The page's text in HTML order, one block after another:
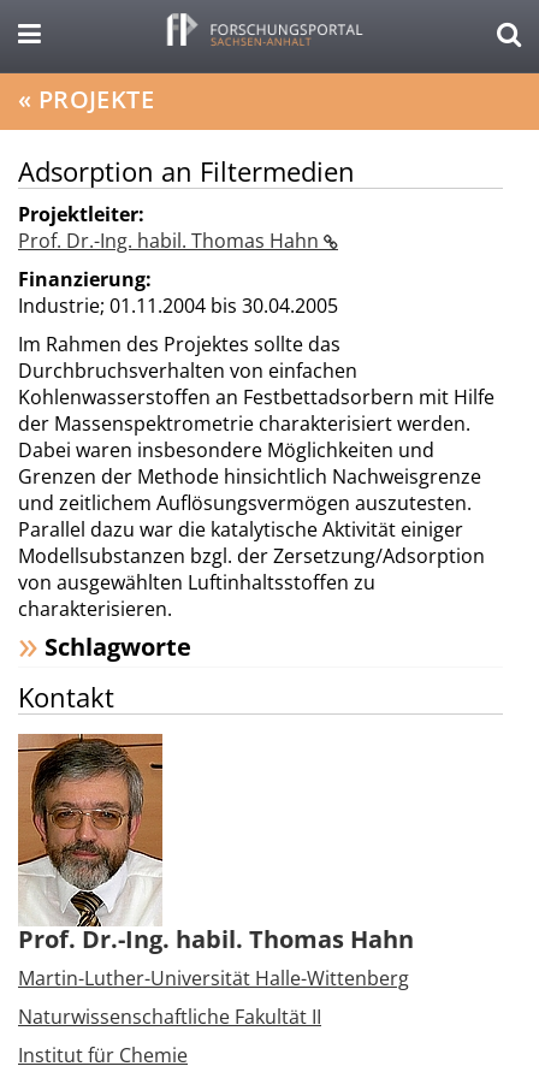
« PROJEKTE
Adsorption an Filtermedien
Projektleiter:
Prof. Dr.-Ing. habil. Thomas Hahn
Finanzierung:
Industrie; 01.11.2004 bis 30.04.2005
Im Rahmen des Projektes sollte das
Durchbruchsverhalten von einfachen
Kohlenwasserstoffen an Festbettadsorbern mit Hilfe
der Massenspektrometrie charakterisiert werden.
Dabei waren insbesondere Möglichkeiten und
Grenzen der Methode hinsichtlich Nachweisgrenze
und zeitlichem Auflösungsvermögen auszutesten.
Parallel dazu war die katalytische Aktivität einiger
Modellsubstanzen bzgl. der Zersetzung/Adsorption
von ausgewählten Luftinhaltsstoffen zu
charakterisieren.
Schlagworte
Kontakt
Prof. Dr.-Ing. habil. Thomas Hahn
Martin-Luther-Universität Halle-Wittenberg
Naturwissenschaftliche Fakultät II
Institut für Chemie